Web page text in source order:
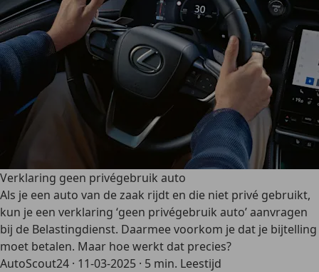
Verklaring geen privégebruik auto
Als je een auto van de zaak rijdt en die niet privé gebruikt,
kun je een verklaring ‘geen privégebruik auto’ aanvragen
bij de Belastingdienst. Daarmee voorkom je dat je bijtelling
moet betalen. Maar hoe werkt dat precies?
AutoScout24 · 11-03-2025 · 5 min. Leestijd